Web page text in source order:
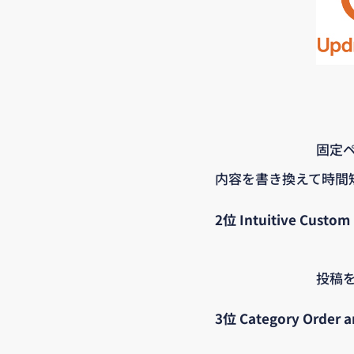
固定
内容を書き換えて時
2位 Intuitive Custom
投稿
3位 Category Order